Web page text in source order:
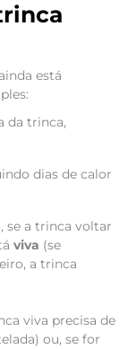
está
da trinca,
dias de calor
se a trinca voltar
viva (se
a trinca
viva precisa de
ou, se for